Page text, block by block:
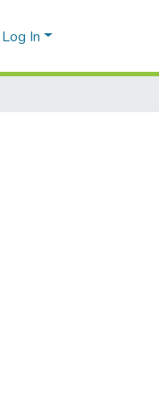
Log In